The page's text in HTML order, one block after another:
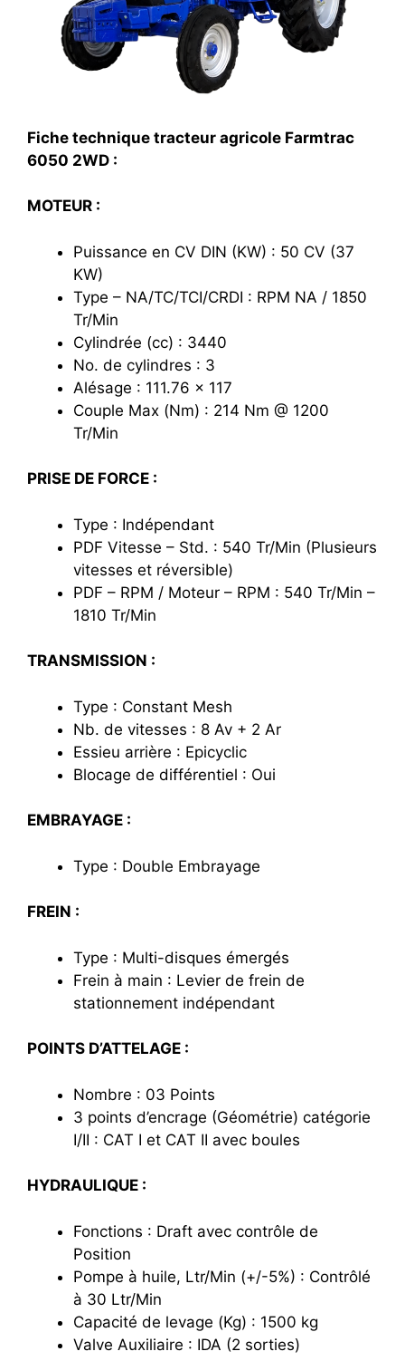
Fiche technique tracteur agricole Farmtrac
6050 2WD :
MOTEUR :
Puissance en CV DIN (KW) : 50 CV (37
KW)
Type – NA/TC/TCI/CRDI : RPM NA / 1850
Tr/Min
Cylindrée (cc) : 3440
No. de cylindres : 3
Alésage : 111.76 x 117
Couple Max (Nm) : 214 Nm @ 1200
Tr/Min
PRISE DE FORCE :
Type : Indépendant
PDF Vitesse – Std. : 540 Tr/Min (Plusieurs
vitesses et réversible)
PDF – RPM / Moteur – RPM : 540 Tr/Min –
1810 Tr/Min
TRANSMISSION :
Type : Constant Mesh
Nb. de vitesses : 8 Av + 2 Ar
Essieu arrière : Epicyclic
Blocage de différentiel : Oui
EMBRAYAGE :
Type : Double Embrayage
FREIN :
Type : Multi-disques émergés
Frein à main : Levier de frein de
stationnement indépendant
POINTS D’ATTELAGE :
Nombre : 03 Points
3 points d’encrage (Géométrie) catégorie
I/II : CAT I et CAT II avec boules
HYDRAULIQUE :
Fonctions : Draft avec contrôle de
Position
Pompe à huile, Ltr/Min (+/-5%) : Contrôlé
à 30 Ltr/Min
Capacité de levage (Kg) : 1500 kg
Valve Auxiliaire : IDA (2 sorties)